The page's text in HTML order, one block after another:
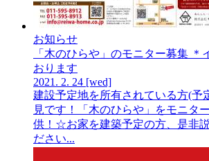
お知らせ
「木のひらや」のモニター募集 ＊
おります
2021. 2. 24 [wed]
建設予定地を所有されている方(予
見です！「木のひらや」をモニタ
供！☆お家を建築予定の方、是非
ださい...